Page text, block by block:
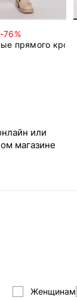
-76%
прямого кроя
или
магазине
Женщинам